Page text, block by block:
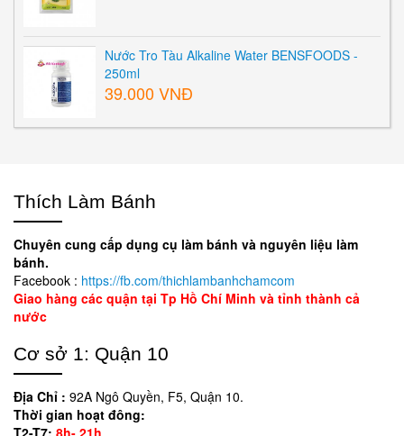
Nước Tro Tàu Alkaline Water BENSFOODS -
250ml
39.000 VNĐ
Thích Làm Bánh
Chuyên cung cấp dụng cụ làm bánh và nguyên liệu làm
bánh.
Facebook : https://fb.com/thichlambanhchamcom
Giao hàng các quận tại Tp Hồ Chí Minh và tỉnh thành cả
nước
Cơ sở 1: Quận 10
Địa Chỉ : 92A Ngô Quyền, F5, Quận 10.
Thời gian hoạt đông:
T2-T7: 8h- 21h